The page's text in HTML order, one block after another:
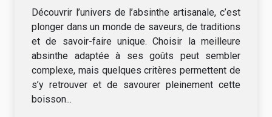
Découvrir l’univers de l’absinthe artisanale, c’est
plonger dans un monde de saveurs, de traditions
et de savoir-faire unique. Choisir la meilleure
absinthe adaptée à ses goûts peut sembler
complexe, mais quelques critères permettent de
s’y retrouver et de savourer pleinement cette
boisson...